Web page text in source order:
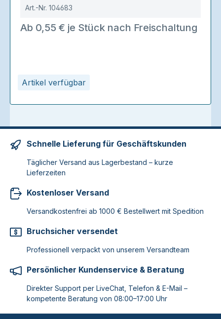
Artikel verfügbar
Art.-Nr. 104683
Ab 0,55 € je Stück nach Freischaltung
Schnelle Lieferung für Geschäftskunden
Täglicher Versand aus Lagerbestand – kurze
Lieferzeiten
Kostenloser Versand
Versandkostenfrei ab 1000 € Bestellwert mit Spedition
Bruchsicher versendet
Professionell verpackt von unserem Versandteam
Persönlicher Kundenservice & Beratung
Direkter Support per LiveChat, Telefon & E-Mail –
kompetente Beratung von 08:00–17:00 Uhr